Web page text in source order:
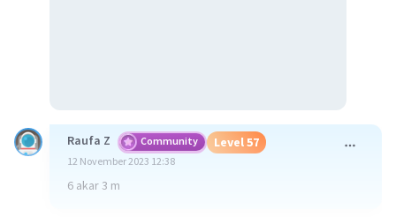
Raufa Z Community Level 57
12 November 2023 12:38
6 akar 3 m